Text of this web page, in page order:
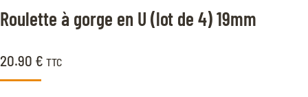
Roulette à gorge en U (lot de 4) 19mm
20.90 € TTC